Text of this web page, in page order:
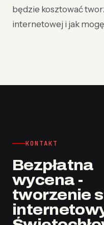
będzie kosztować
internetowej i jak
KONTAKT
Bezpłatna
wycena -
tworzenie